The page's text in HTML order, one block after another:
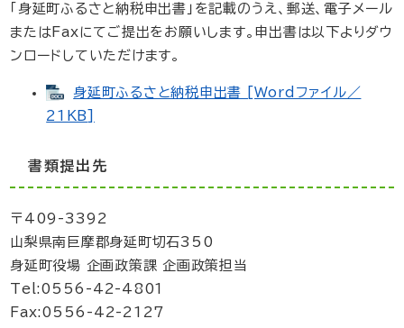
「身延町ふるさと納税申出書」を記載のうえ、郵送、電子メール
またはFaxにてご提出をお願いします。申出書は以下よりダウ
ンロードしていただけます。
身延町ふるさと納税申出書 [Wordファイル／
21KB]
書類提出先
〒409-3392
山梨県南巨摩郡身延町切石350
身延町役場 企画政策課 企画政策担当
Tel:0556-42-4801
Fax:0556-42-2127